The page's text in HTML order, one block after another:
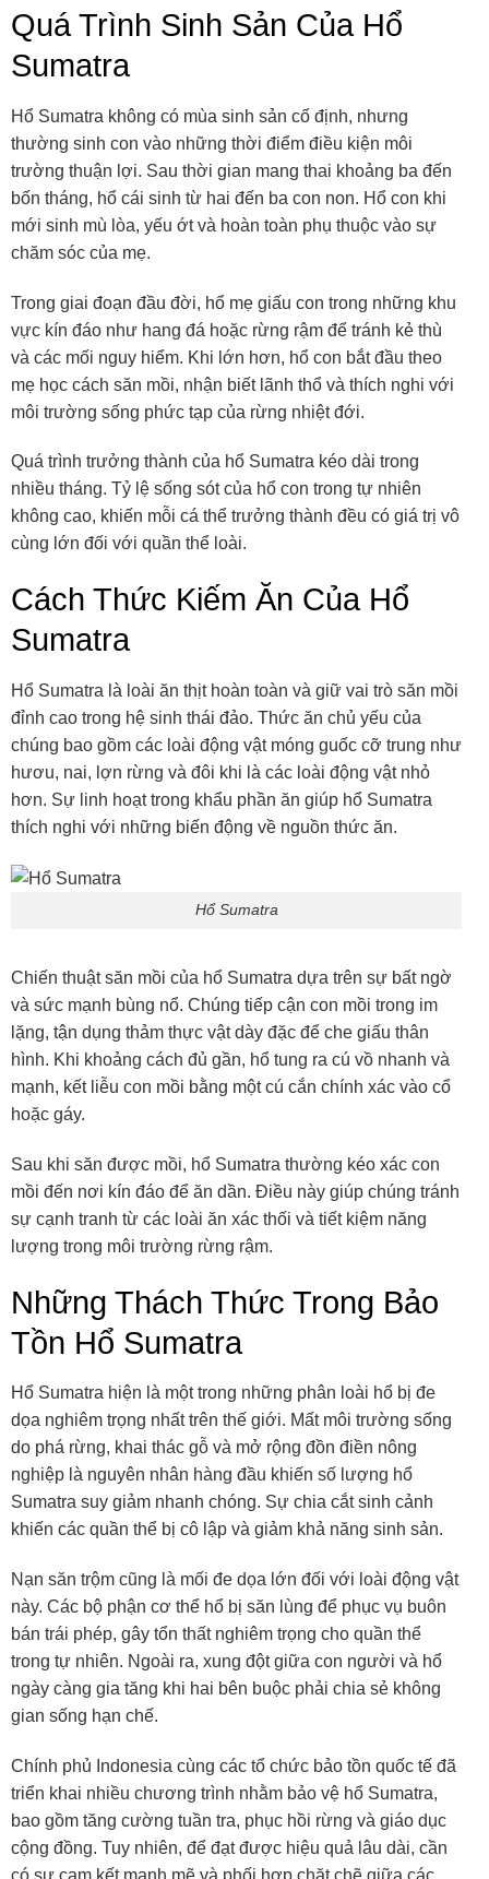
Quá Trình Sinh Sản Của Hổ
Sumatra
Hổ Sumatra không có mùa sinh sản cố định, nhưng
thường sinh con vào những thời điểm điều kiện môi
trường thuận lợi. Sau thời gian mang thai khoảng ba đến
bốn tháng, hổ cái sinh từ hai đến ba con non. Hổ con khi
mới sinh mù lòa, yếu ớt và hoàn toàn phụ thuộc vào sự
chăm sóc của mẹ.
Trong giai đoạn đầu đời, hổ mẹ giấu con trong những khu
vực kín đáo như hang đá hoặc rừng rậm để tránh kẻ thù
và các mối nguy hiểm. Khi lớn hơn, hổ con bắt đầu theo
mẹ học cách săn mồi, nhận biết lãnh thổ và thích nghi với
môi trường sống phức tạp của rừng nhiệt đới.
Quá trình trưởng thành của hổ Sumatra kéo dài trong
nhiều tháng. Tỷ lệ sống sót của hổ con trong tự nhiên
không cao, khiến mỗi cá thể trưởng thành đều có giá trị vô
cùng lớn đối với quần thể loài.
Cách Thức Kiếm Ăn Của Hổ
Sumatra
Hổ Sumatra là loài ăn thịt hoàn toàn và giữ vai trò săn mồi
đỉnh cao trong hệ sinh thái đảo. Thức ăn chủ yếu của
chúng bao gồm các loài động vật móng guốc cỡ trung như
hươu, nai, lợn rừng và đôi khi là các loài động vật nhỏ
hơn. Sự linh hoạt trong khẩu phần ăn giúp hổ Sumatra
thích nghi với những biến động về nguồn thức ăn.
Hổ Sumatra
Chiến thuật săn mồi của hổ Sumatra dựa trên sự bất ngờ
và sức mạnh bùng nổ. Chúng tiếp cận con mồi trong im
lặng, tận dụng thảm thực vật dày đặc để che giấu thân
hình. Khi khoảng cách đủ gần, hổ tung ra cú vồ nhanh và
mạnh, kết liễu con mồi bằng một cú cắn chính xác vào cổ
hoặc gáy.
Sau khi săn được mồi, hổ Sumatra thường kéo xác con
mồi đến nơi kín đáo để ăn dần. Điều này giúp chúng tránh
sự cạnh tranh từ các loài ăn xác thối và tiết kiệm năng
lượng trong môi trường rừng rậm.
Những Thách Thức Trong Bảo
Tồn Hổ Sumatra
Hổ Sumatra hiện là một trong những phân loài hổ bị đe
dọa nghiêm trọng nhất trên thế giới. Mất môi trường sống
do phá rừng, khai thác gỗ và mở rộng đồn điền nông
nghiệp là nguyên nhân hàng đầu khiến số lượng hổ
Sumatra suy giảm nhanh chóng. Sự chia cắt sinh cảnh
khiến các quần thể bị cô lập và giảm khả năng sinh sản.
Nạn săn trộm cũng là mối đe dọa lớn đối với loài động vật
này. Các bộ phận cơ thể hổ bị săn lùng để phục vụ buôn
bán trái phép, gây tổn thất nghiêm trọng cho quần thể
trong tự nhiên. Ngoài ra, xung đột giữa con người và hổ
ngày càng gia tăng khi hai bên buộc phải chia sẻ không
gian sống hạn chế.
Chính phủ Indonesia cùng các tổ chức bảo tồn quốc tế đã
triển khai nhiều chương trình nhằm bảo vệ hổ Sumatra,
bao gồm tăng cường tuần tra, phục hồi rừng và giáo dục
cộng đồng. Tuy nhiên, để đạt được hiệu quả lâu dài, cần
có sự cam kết mạnh mẽ và phối hợp chặt chẽ giữa các